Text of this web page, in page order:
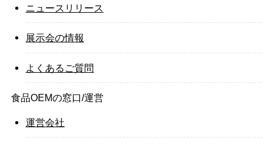
ニュースリリース
展示会の情報
よくあるご質問
食品OEMの窓口/運営
運営会社